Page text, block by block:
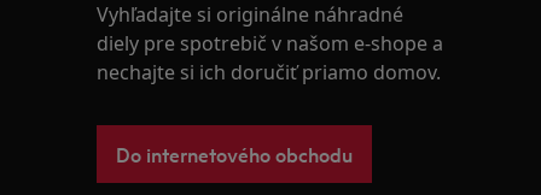
Vyhľadajte si originálne náhradné
diely pre spotrebič v našom e-shope a
nechajte si ich doručiť priamo domov.
Do internetového obchodu